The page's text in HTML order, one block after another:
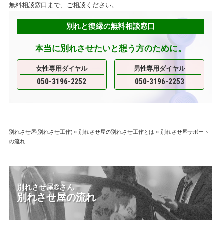
無料相談窓口まで、ご相談ください。
別れと復縁の無料相談窓口
本当に別れさせたいと想う方のために。
女性専用ダイヤル
050-3196-2252
男性専用ダイヤル
050-3196-2253
別れさせ屋(別れさせ工作) » 別れさせ屋の別れさせ工作とは » 別れさせ屋サポート
の流れ
別れさせ屋®さん
別れさせ屋の流れ